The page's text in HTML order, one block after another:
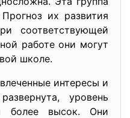
их развития
соответствующей
работе они могут
школе.
интересы и
уровень
более высок. Они